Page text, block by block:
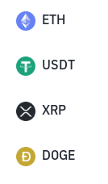
ETH
USDT
XRP
DOGE